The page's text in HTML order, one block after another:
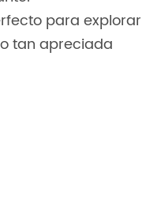
para explorar
tan apreciada